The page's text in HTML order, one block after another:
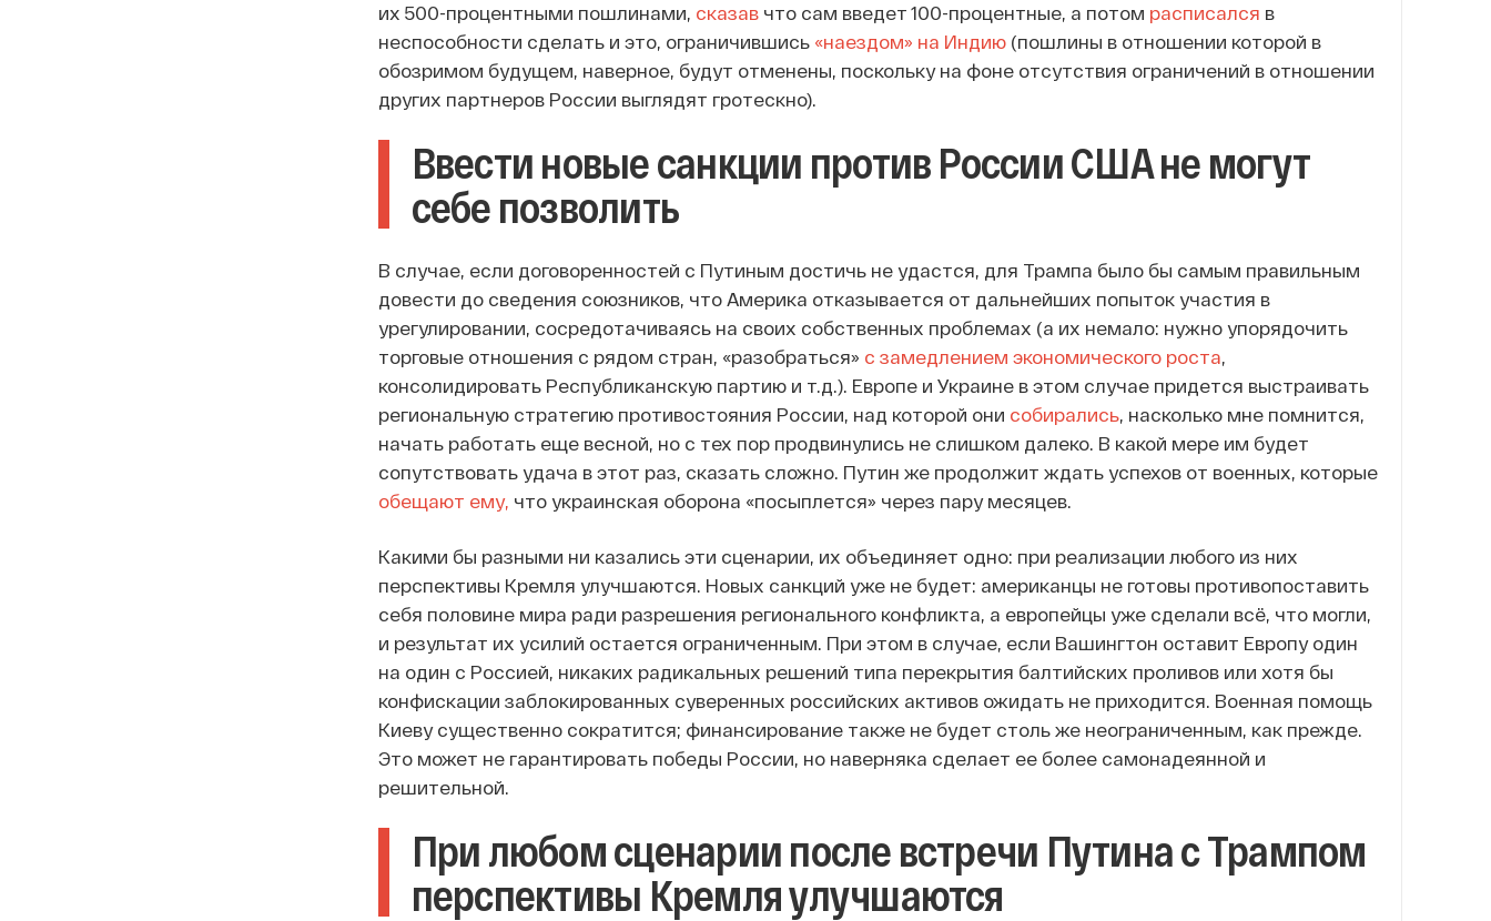
их 500-процентными пошлинами, сказавчто сам введет 100-процентные, а потом расписался в
неспособности сделать и это, ограничившись «наездом» на Индию(пошлины в отношении которой в
обозримом будущем, наверное, будут отменены, поскольку на фоне отсутствия ограничений в отношении
других партнеров России выглядят гротескно).
Ввести новые санкции против России США не могут
себе позволить
В случае, если договоренностей с Путиным достичь не удастся, для Трампа было бы самым правильным
довести до сведения союзников, что Америка отказывается от дальнейших попыток участия в
урегулировании, сосредотачиваясь на своих собственных проблемах (а их немало: нужно упорядочить
торговые отношения с рядом стран, «разобраться» с замедлением экономического роста,
консолидировать Республиканскую партию и т.д.). Европе и Украине в этом случае придется выстраивать
региональную стратегию противостояния России, над которой они собирались, насколько мне помнится,
начать работать еще весной, но с тех пор продвинулись не слишком далеко. В какой мере им будет
сопутствовать удача в этот раз, сказать сложно. Путин же продолжит ждать успехов от военных, которые
обещают ему, что украинская оборона «посыплется» через пару месяцев.
Какими бы разными ни казались эти сценарии, их объединяет одно: при реализации любого из них
перспективы Кремля улучшаются. Новых санкций уже не будет: американцы не готовы противопоставить
себя половине мира ради разрешения регионального конфликта, а европейцы уже сделали всё, что могли,
и результат их усилий остается ограниченным. При этом в случае, если Вашингтон оставит Европу один
на один с Россией, никаких радикальных решений типа перекрытия балтийских проливов или хотя бы
конфискации заблокированных суверенных российских активов ожидать не приходится. Военная помощь
Киеву существенно сократится; финансирование также не будет столь же неограниченным, как прежде.
Это может не гарантировать победы России, но наверняка сделает ее более самонадеянной и
решительной.
При любом сценарии после встречи Путина с Трампом
перспективы Кремля улучшаются